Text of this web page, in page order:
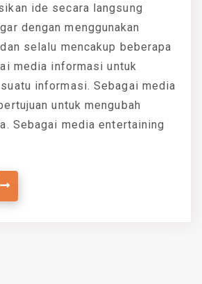
ide secara langsung
dengan menggunakan
selalu mencakup beberapa
media informasi untuk
informasi. Sebagai media
untuk mengubah
Sebagai media entertaining